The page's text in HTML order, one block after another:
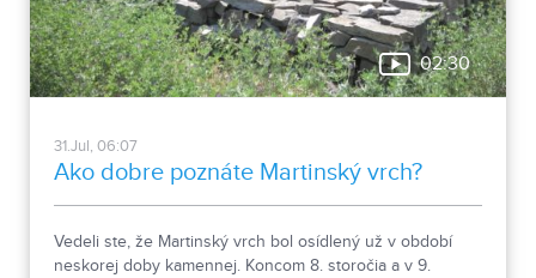
02:30
31.Jul, 06:07
Ako dobre poznáte Martinský vrch?
Vedeli ste, že Martinský vrch bol osídlený už v období
neskorej doby kamennej. Koncom 8. storočia a v 9.